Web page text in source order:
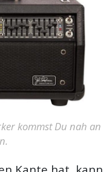
kommst Du nah an